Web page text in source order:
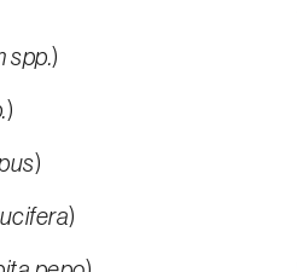
spp.)
)
)
)